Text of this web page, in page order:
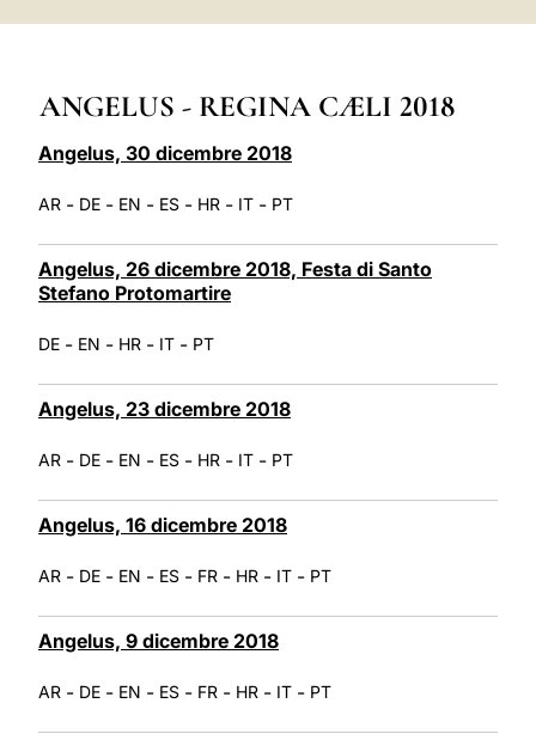
ANGELUS - REGINA CÆLI 2018
Angelus, 30 dicembre 2018
AR - DE - EN - ES - HR - IT - PT
Angelus, 26 dicembre 2018, Festa di Santo
Stefano Protomartire
DE - EN - HR - IT - PT
Angelus, 23 dicembre 2018
AR - DE - EN - ES - HR - IT - PT
Angelus, 16 dicembre 2018
AR - DE - EN - ES - FR - HR - IT - PT
Angelus, 9 dicembre 2018
AR - DE - EN - ES - FR - HR - IT - PT